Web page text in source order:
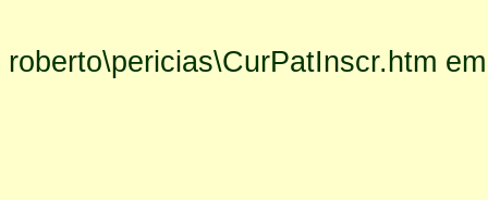
roberto\pericias\CurPatInscr.htm